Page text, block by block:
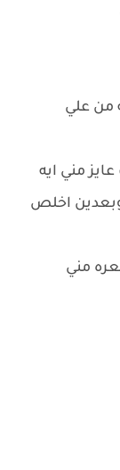
من علي
مني ايه
اخلص
مني